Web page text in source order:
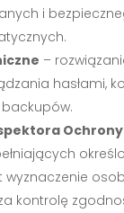
i
–
hasłami,
wyznaczenie
kontrolę